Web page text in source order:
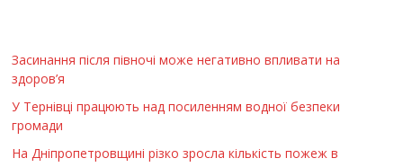
Засинання після півночі може негативно впливати на
здоров’я
У Тернівці працюють над посиленням водної безпеки
громади
На Дніпропетровщині різко зросла кількість пожеж в